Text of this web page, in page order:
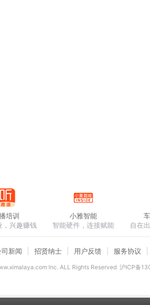
培训
，兴趣赚钱
小雅智能
智能硬件，连接赋能
自在
司新闻 招贤纳士 用户反馈 服务协议
lnc. ALL Rights Reserved 沪ICP备